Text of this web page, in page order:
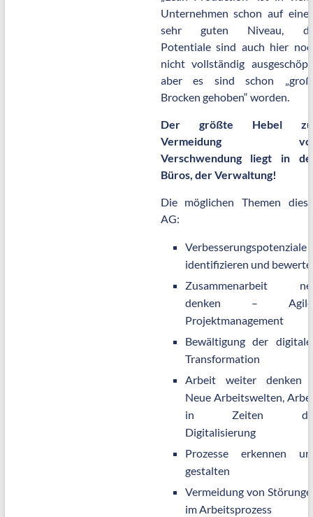
Unternehmen schon auf
sehr guten Niveau,
Potentiale sind auch hier
nicht vollständig
aber es sind schon
Brocken gehoben“ worden.
Der größte Hebel
Vermeidung
Verschwendung liegt in
Büros, der Verwaltung!
Die möglichen Themen
AG:
Verbesserungspotenziale
identifizieren und
Zusammenarbeit
denken –
Projektmanagement
Bewältigung der
Transformation
Arbeit weiter denken
Neue Arbeitswelten,
in Zeiten
Digitalisierung
Prozesse erkennen
gestalten
Vermeidung von
im Arbeitsprozess